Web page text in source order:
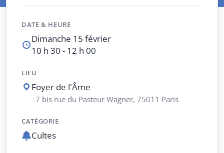
DATE & HEURE
Dimanche 15 février
10 h 30 - 12 h 00
LIEU
Foyer de l'Âme
7 bis rue du Pasteur Wagner, 75011 Paris
CATÉGORIE
Cultes